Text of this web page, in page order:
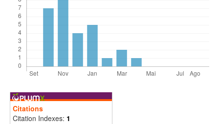
Citations
Citation Indexes: 1